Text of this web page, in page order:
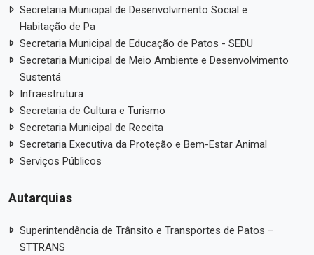
Secretaria Municipal de Desenvolvimento Social e
Habitação de Pa
Secretaria Municipal de Educação de Patos - SEDU
Secretaria Municipal de Meio Ambiente e Desenvolvimento
Sustentá
Infraestrutura
Secretaria de Cultura e Turismo
Secretaria Municipal de Receita
Secretaria Executiva da Proteção e Bem-Estar Animal
Serviços Públicos
Autarquias
Superintendência de Trânsito e Transportes de Patos –
STTRANS